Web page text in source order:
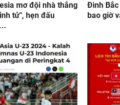
mơ đội nhà thắng
tử", hẹn đấu
Đình
bao giờ